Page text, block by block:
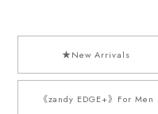
★New Arrivals
《zandy EDGE+》For Men